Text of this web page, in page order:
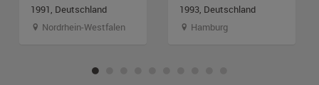
1991, Deutschland
Nordrhein-Westfalen
1993, Deutschland
Hamburg